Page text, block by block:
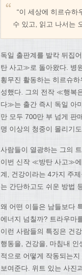
“이 세상에 히르슈하
수 있고, 읽고 나서는
독일 출판계를 발칵 뒤집
탄 사고≫로 돌아왔다. 병
횡무진 활동하는 히르슈
성했다. 그의 전작 ≪행복
다≫는 출간 즉시 독일 아
만 모두 700만 부 넘게 판
명 이상의 청중이 몰리기
사람들이 열광하는 그의
이번 신작 ≪방탄 사고≫에
계, 건강이라는 4가지 주
는 간단하고도 쉬운 방법
왜 어떤 이들은 남들보다
에너지 넘칠까? 트라우마
이런 사람들의 특징은 건
행동을, 건강을, 마침내 인
적으로 어떻게 작동되는
보여준다. 위트 있는 사진